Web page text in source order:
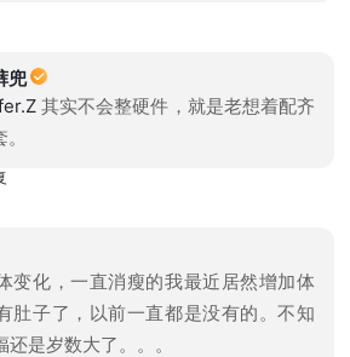
兜
其实不会整硬件，就是老想着配齐
变化，一直消瘦的我最近居然增加体
肚子了，以前一直都是没有的。不知
是岁数大了。。。